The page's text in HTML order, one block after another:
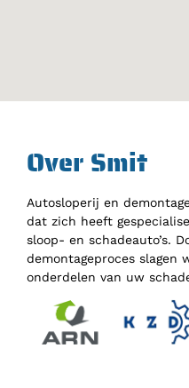
Over Smit
Autosloperij en
dat zich heeft
sloop- en schadeauto’s.
demontageproces slagen
onderdelen van uw